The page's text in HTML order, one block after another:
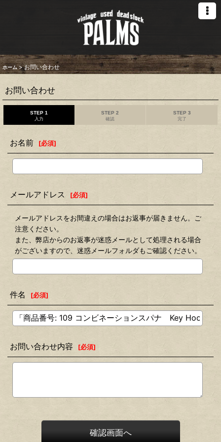
ホーム > お問い合わせ
お問い合わせ
STEP 1
入力
STEP 2
確認
STEP 3
完了
お名前 [必須]
メールアドレス [必須]
メールアドレスをお間違えの場合はお返事が届きません。ご
注意ください。
また、弊店からのお返事が迷惑メールとして処理される場合
がございますので、迷惑メールフォルダもご確認ください。
件名 [必須]
お問い合わせ内容 [必須]
確認画面へ